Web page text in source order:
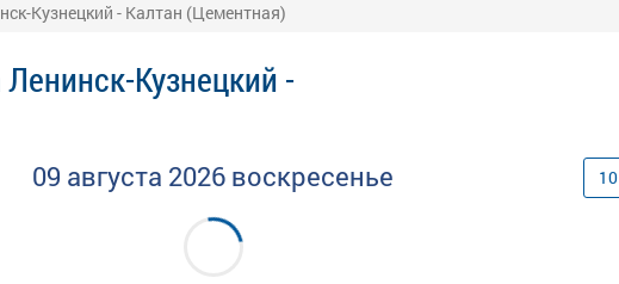
Кузнецкий - Калтан (Цементная)
Кузнецкий -
09 августа 2026 воскресенье 10